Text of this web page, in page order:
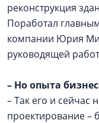
реконструкция
Поработал
компании Юрия
руководящей
– Но опыта
– Так его и сейчас
проектирование –